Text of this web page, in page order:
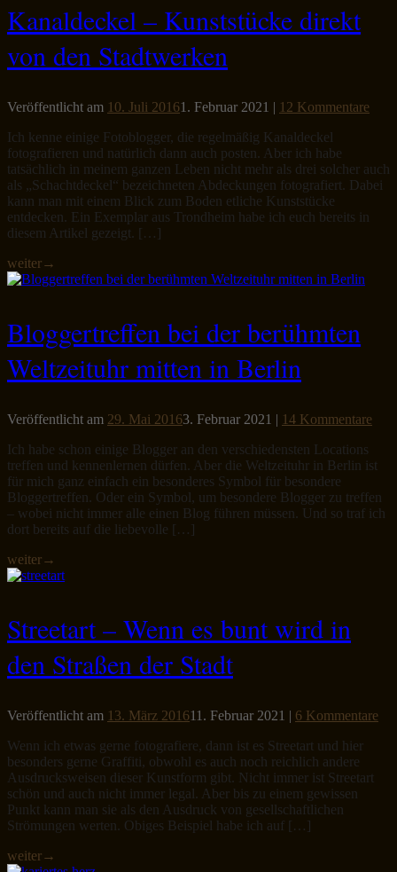
Kanaldeckel – Kunststücke direkt
von den Stadtwerken
Veröffentlicht am 10. Juli 20161. Februar 2021 | 12 Kommentare
Ich kenne einige Fotoblogger, die regelmäßig Kanaldeckel
fotografieren und natürlich dann auch posten. Aber ich habe
tatsächlich in meinem ganzen Leben nicht mehr als drei solcher auch
als „Schachtdeckel“ bezeichneten Abdeckungen fotografiert. Dabei
kann man mit einem Blick zum Boden etliche Kunststücke
entdecken. Ein Exemplar aus Trondheim habe ich euch bereits in
diesem Artikel gezeigt. […]
weiter→
Bloggertreffen bei der berühmten
Weltzeituhr mitten in Berlin
Veröffentlicht am 29. Mai 20163. Februar 2021 | 14 Kommentare
Ich habe schon einige Blogger an den verschiedensten Locations
treffen und kennenlernen dürfen. Aber die Weltzeituhr in Berlin ist
für mich ganz einfach ein besonderes Symbol für besondere
Bloggertreffen. Oder ein Symbol, um besondere Blogger zu treffen
– wobei nicht immer alle einen Blog führen müssen. Und so traf ich
dort bereits auf die liebevolle […]
weiter→
Streetart – Wenn es bunt wird in
den Straßen der Stadt
Veröffentlicht am 13. März 201611. Februar 2021 | 6 Kommentare
Wenn ich etwas gerne fotografiere, dann ist es Streetart und hier
besonders gerne Graffiti, obwohl es auch noch reichlich andere
Ausdrucksweisen dieser Kunstform gibt. Nicht immer ist Streetart
schön und auch nicht immer legal. Aber bis zu einem gewissen
Punkt kann man sie als den Ausdruck von gesellschaftlichen
Strömungen werten. Obiges Beispiel habe ich auf […]
weiter→